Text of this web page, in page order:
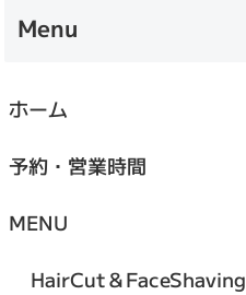
Menu
ホーム
予約・営業時間
MENU
HairCut＆FaceShaving